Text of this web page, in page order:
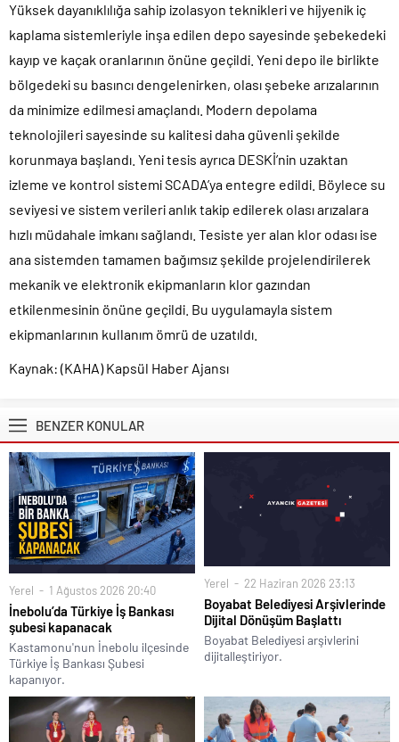
Yüksek dayanıklılığa sahip izolasyon teknikleri ve hijyenik iç
kaplama sistemleriyle inşa edilen depo sayesinde şebekedeki
kayıp ve kaçak oranlarının önüne geçildi. Yeni depo ile birlikte
bölgedeki su basıncı dengelenirken, olası şebeke arızalarının
da minimize edilmesi amaçlandı. Modern depolama
teknolojileri sayesinde su kalitesi daha güvenli şekilde
korunmaya başlandı. Yeni tesis ayrıca DESKİ’nin uzaktan
izleme ve kontrol sistemi SCADA’ya entegre edildi. Böylece su
seviyesi ve sistem verileri anlık takip edilerek olası arızalara
hızlı müdahale imkanı sağlandı. Tesiste yer alan klor odası ise
ana sistemden tamamen bağımsız şekilde projelendirilerek
mekanik ve elektronik ekipmanların klor gazından
etkilenmesinin önüne geçildi. Bu uygulamayla sistem
ekipmanlarının kullanım ömrü de uzatıldı.
Kaynak: (KAHA) Kapsül Haber Ajansı
BENZER KONULAR
Yerel 1 Ağustos 2026 20:40
İnebolu’da Türkiye İş Bankası
şubesi kapanacak
Kastamonu'nun İnebolu ilçesinde
Türkiye İş Bankası Şubesi
kapanıyor.
Yerel 22 Haziran 2026 23:13
Boyabat Belediyesi Arşivlerinde
Dijital Dönüşüm Başlattı
Boyabat Belediyesi arşivlerini
dijitalleştiriyor.